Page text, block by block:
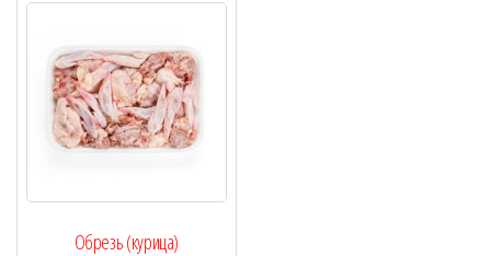
Обрезь (курица)